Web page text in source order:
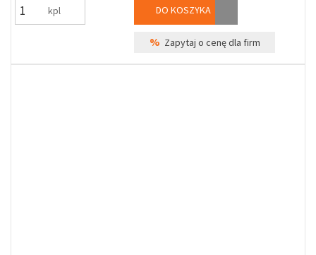
kpl DO KOSZYKA
% Zapytaj o cenę dla firm